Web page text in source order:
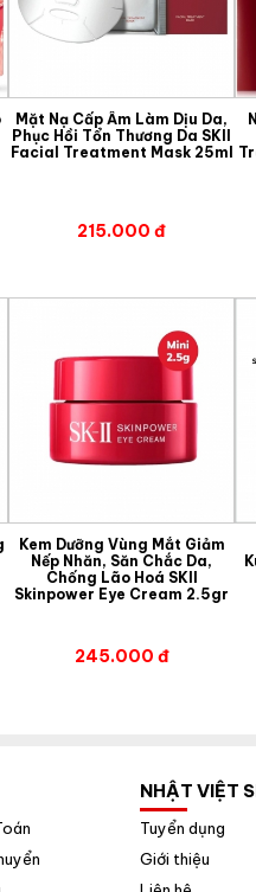
Mặt Nạ Cấp Ẩm Làm Dịu Da,
Phục Hồi Tổn Thương Da SKII
Facial Treatment Mask 25ml
215.000 đ
Kem Dưỡng Vùng Mắt Giảm
Nếp Nhăn, Săn Chắc Da,
Chống Lão Hoá SKII
Skinpower Eye Cream 2.5gr
245.000 đ
NHẬT VIỆT
Tuyển dụng
Giới thiệu